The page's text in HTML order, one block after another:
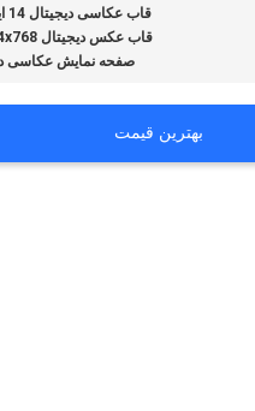
قاب عکاسی دیجیتال 14 اینچی ال سی دی
قاب عکس دیجیتال 1024x768 ال سی دی
صفحه نمایش عکاسی دیجیتال
بهترین قیمت